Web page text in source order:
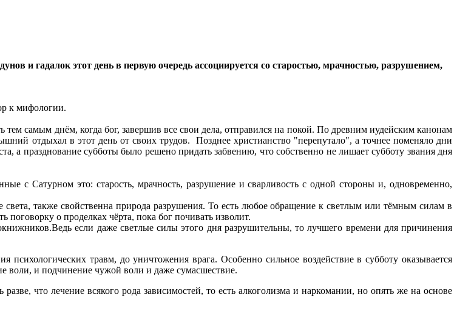
и гадалок этот день в первую очередь ассоциируется со старостью, мрачностью, разрушением,
к мифологии.
самым днём, когда бог, завершив все свои дела, отправился на покой. По древним иудейским канонам
отдыхал в этот день от своих трудов. Позднее христианство "перепутало", а точнее поменяло дни
а празднование субботы было решено придать забвению, что собственно не лишает субботу звания дня
с Сатурном это: старость, мрачность, разрушение и сварливость с одной стороны и, одновременно,
также свойственна природа разрушения. То есть любое обращение к светлым или тёмным силам в
о проделках чёрта, пока бог почивать изволит.
если даже светлые силы этого дня разрушительны, то лучшего времени для причинения
травм, до уничтожения врага. Особенно сильное воздействие в субботу оказывается
воли, и подчинение чужой воли и даже сумасшествие.
что лечение всякого рода зависимостей, то есть алкоголизма и наркомании, но опять же на основе